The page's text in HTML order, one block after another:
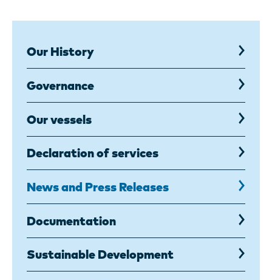
Our History
Governance
Our vessels
Declaration of services
News and Press Releases
Documentation
Sustainable Development